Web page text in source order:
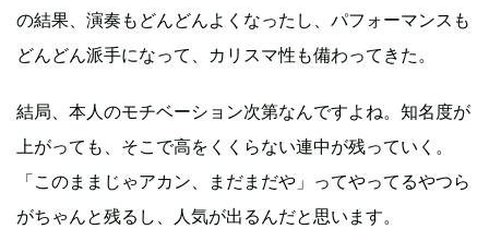
の結果、演奏もどんどんよくなったし、パフォーマンスも
どんどん派手になって、カリスマ性も備わってきた。
結局、本人のモチベーション次第なんですよね。知名度が
上がっても、そこで高をくくらない連中が残っていく。
「このままじゃアカン、まだまだや」ってやってるやつら
がちゃんと残るし、人気が出るんだと思います。